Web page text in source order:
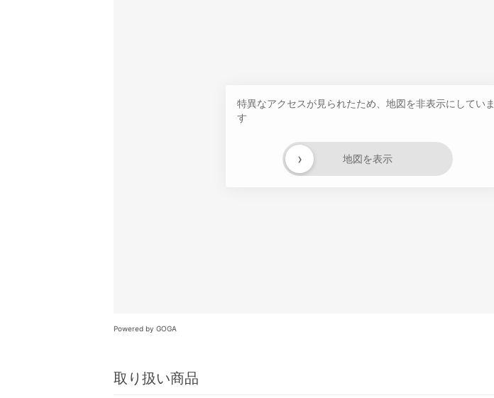
特異なアクセスが見られたため、地図を非表示にしていま
す
地図を表示
›
Powered by GOGA
取り扱い商品